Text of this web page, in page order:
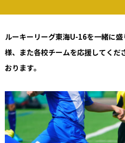
ルーキーリーグ東海U-16を一緒に
様、また各校チームを応援してくだ
おります。